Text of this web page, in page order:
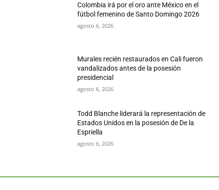
Colombia irá por el oro ante México en el
fútbol femenino de Santo Domingo 2026
agosto 6, 2026
Murales recién restaurados en Cali fueron
vandalizados antes de la posesión
presidencial
agosto 6, 2026
Todd Blanche liderará la representación de
Estados Unidos en la posesión de De la
Espriella
agosto 6, 2026